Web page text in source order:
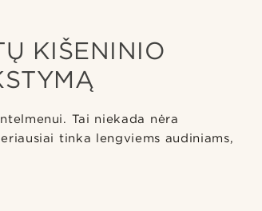
KIŠENINIO
Tai niekada nėra
tinka lengviems audiniams,